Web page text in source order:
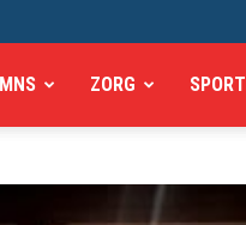
ZORG SPORT